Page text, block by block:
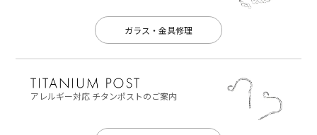
ガラス・金具修理
アレルギー対応チタンポストのご案内